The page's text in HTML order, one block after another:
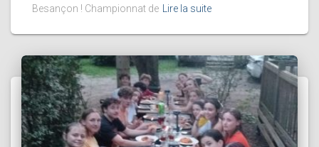
Besançon ! Championnat de Lire la suite